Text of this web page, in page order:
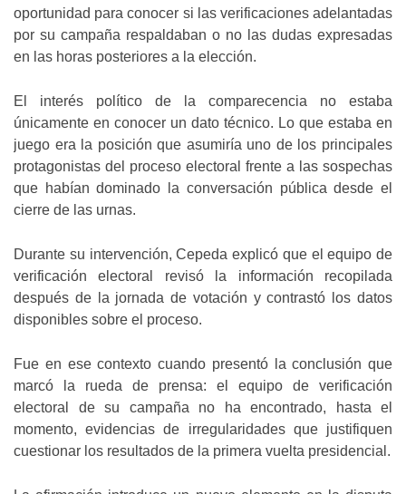
oportunidad para conocer si las verificaciones adelantadas
por su campaña respaldaban o no las dudas expresadas
en las horas posteriores a la elección.
El interés político de la comparecencia no estaba
únicamente en conocer un dato técnico. Lo que estaba en
juego era la posición que asumiría uno de los principales
protagonistas del proceso electoral frente a las sospechas
que habían dominado la conversación pública desde el
cierre de las urnas.
Durante su intervención, Cepeda explicó que el equipo de
verificación electoral revisó la información recopilada
después de la jornada de votación y contrastó los datos
disponibles sobre el proceso.
Fue en ese contexto cuando presentó la conclusión que
marcó la rueda de prensa: el equipo de verificación
electoral de su campaña no ha encontrado, hasta el
momento, evidencias de irregularidades que justifiquen
cuestionar los resultados de la primera vuelta presidencial.